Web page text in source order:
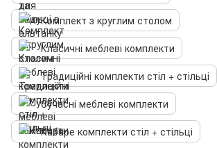
Комплект з круглим столом
Класичні меблеві комплекти
Традиційні комплекти стіл + стільці
Сучасні меблеві комплекти
Кабаре комплекти стіл + стільці